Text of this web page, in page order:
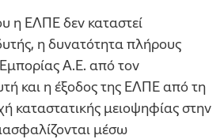
η ΕΛΠΕ δεν καταστεί
η δυνατότητα πλήρους
Α.Ε. από τον
και η έξοδος της ΕΛΠΕ από τη
καταστατικής μειοψηφίας στην
μέσω